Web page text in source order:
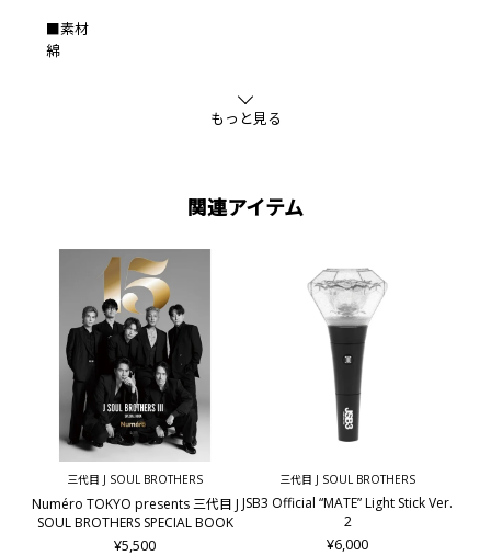
■素材
綿
もっと見る
関連アイテム
三代目 J SOUL BROTHERS
Numéro TOKYO presents 三代目 J
SOUL BROTHERS SPECIAL BOOK
¥5,500
三代目 J SOUL BROTHERS
JSB3 Official “MATE” Light Stick Ver.
2
¥6,000